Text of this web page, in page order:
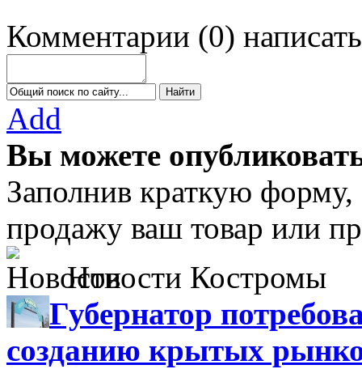
Комментарии (0) написать
Add
Вы можете
Заполнив краткую
продажу ваш товар или
Новости Костромы
Губернатор
созданию крытых